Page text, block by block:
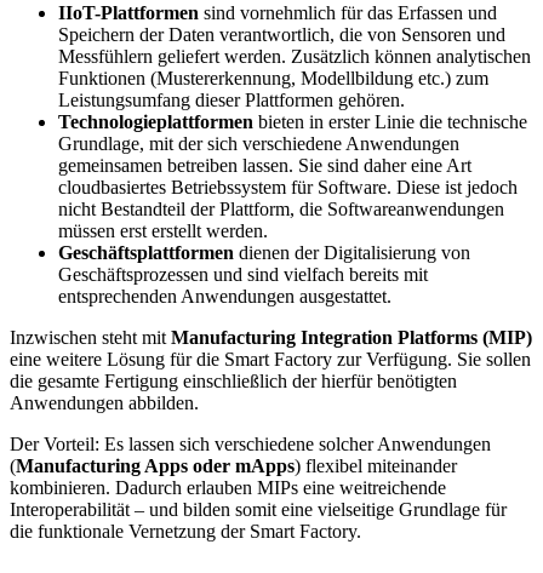
IIoT-Plattformen sind vornehmlich für das Erfassen und
Speichern der Daten verantwortlich, die von Sensoren und
Messfühlern geliefert werden. Zusätzlich können analytischen
Funktionen (Mustererkennung, Modellbildung etc.) zum
Leistungsumfang dieser Plattformen gehören.
Technologieplattformen bieten in erster Linie die technische
Grundlage, mit der sich verschiedene Anwendungen
gemeinsamen betreiben lassen. Sie sind daher eine Art
cloudbasiertes Betriebssystem für Software. Diese ist jedoch
nicht Bestandteil der Plattform, die Softwareanwendungen
müssen erst erstellt werden.
Geschäftsplattformen dienen der Digitalisierung von
Geschäftsprozessen und sind vielfach bereits mit
entsprechenden Anwendungen ausgestattet.
Inzwischen steht mit Manufacturing Integration Platforms (MIP)
eine weitere Lösung für die Smart Factory zur Verfügung. Sie sollen
die gesamte Fertigung einschließlich der hierfür benötigten
Anwendungen abbilden.
Der Vorteil: Es lassen sich verschiedene solcher Anwendungen
(Manufacturing Apps oder mApps) flexibel miteinander
kombinieren. Dadurch erlauben MIPs eine weitreichende
Interoperabilität – und bilden somit eine vielseitige Grundlage für
die funktionale Vernetzung der Smart Factory.